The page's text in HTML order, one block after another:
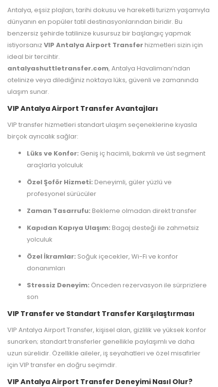
Antalya, eşsiz plajları, tarihi dokusu ve hareketli turizm yaşamıyla
dünyanın en popüler tatil destinasyonlarından biridir. Bu
benzersiz şehirde tatilinize kusursuz bir başlangıç yapmak
istiyorsanız VIP Antalya Airport Transfer hizmetleri sizin için
ideal bir tercihtir.
antalyashuttletransfer.com, Antalya Havalimanı’ndan
otelinize veya dilediğiniz noktaya lüks, güvenli ve zamanında
ulaşım sunar.
VIP Antalya Airport Transfer Avantajları
VIP transfer hizmetleri standart ulaşım seçeneklerine kıyasla
birçok ayrıcalık sağlar:
Lüks ve Konfor: Geniş iç hacimli, bakımlı ve üst segment
araçlarla yolculuk
Özel Şoför Hizmeti: Deneyimli, güler yüzlü ve
profesyonel sürücüler
Zaman Tasarrufu: Bekleme olmadan direkt transfer
Kapıdan Kapıya Ulaşım: Bagaj desteği ile zahmetsiz
yolculuk
Özel İkramlar: Soğuk içecekler, Wi-Fi ve konfor
donanımları
Stressiz Deneyim: Önceden rezervasyon ile sürprizlere
son
VIP Transfer ve Standart Transfer Karşılaştırması
VIP Antalya Airport Transfer, kişisel alan, gizlilik ve yüksek konfor
sunarken; standart transferler genellikle paylaşımlı ve daha
uzun sürelidir. Özellikle aileler, iş seyahatleri ve özel misafirler
için VIP transfer en doğru seçimdir.
VIP Antalya Airport Transfer Deneyimi Nasıl Olur?